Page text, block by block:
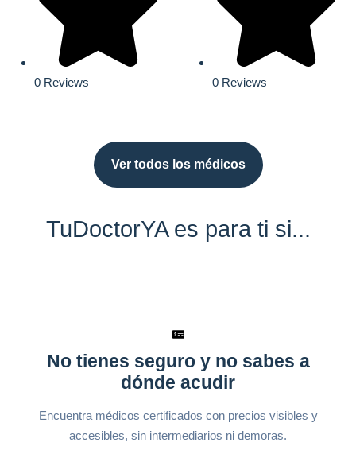
0 Reviews 0 Reviews
Ver todos los médicos
TuDoctorYA es para ti si...
No tienes seguro y no sabes a
dónde acudir
Encuentra médicos certificados con precios visibles y
accesibles, sin intermediarios ni demoras.